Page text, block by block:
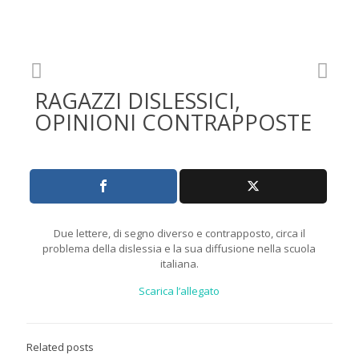
RAGAZZI DISLESSICI,
OPINIONI CONTRAPPOSTE
Due lettere, di segno diverso e contrapposto, circa il
problema della dislessia e la sua diffusione nella scuola
italiana.
Scarica l’allegato
Related posts